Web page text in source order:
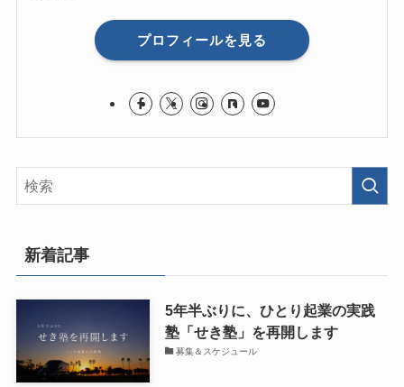
プロフィールを見る
新着記事
5年半ぶりに、ひとり起業の実践
塾「せき塾」を再開します
募集＆スケジュール